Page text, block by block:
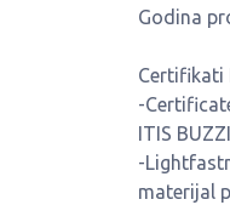
Godina
Certifikati
-
ITIS
-
materijal